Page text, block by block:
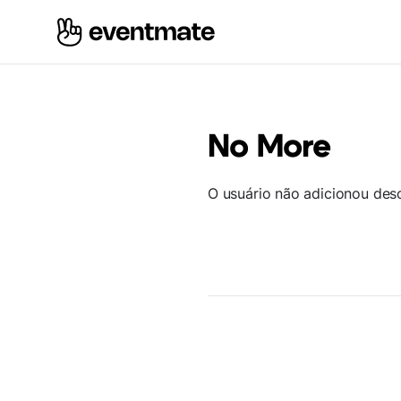
No More
O usuário não adicionou